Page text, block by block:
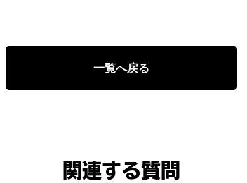
一覧へ戻る
関連する質問